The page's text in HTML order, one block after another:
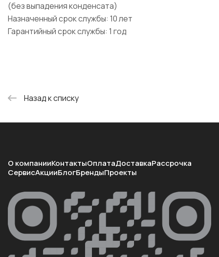
(без выпадения конденсата)
Назначенный срок службы: 10 лет
Гарантийный срок службы: 1 год
Назад к списку
О компанииКонтактыОплатаДоставкаРассрочка
СервисАкцииБлогБрендыПроекты